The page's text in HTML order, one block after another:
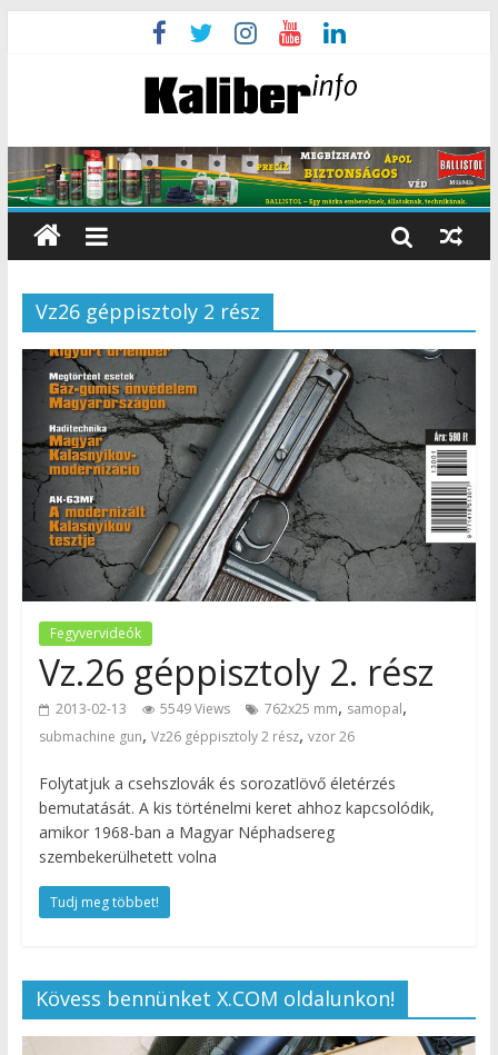
Vz26 géppisztoly 2 rész
Fegyvervideók
Vz.26 géppisztoly 2. rész
2013-02-13 5549 Views 762x25 mm, samopal,
submachine gun, Vz26 géppisztoly 2 rész, vzor 26
Folytatjuk a csehszlovák és sorozatlövő életérzés
bemutatását. A kis történelmi keret ahhoz kapcsolódik,
amikor 1968-ban a Magyar Néphadsereg
szembekerülhetett volna
Tudj meg többet!
Kövess bennünket X.COM oldalunkon!